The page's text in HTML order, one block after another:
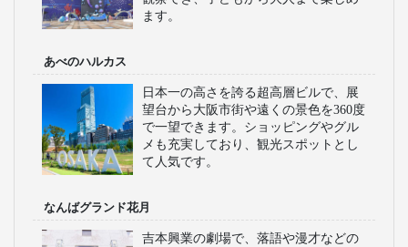
ます。
あべのハルカス
日本一の高さを誇る超高層ビルで、展
望台から大阪市街や遠くの景色を360度
で一望できます。ショッピングやグル
メも充実しており、観光スポットとし
て人気です。
なんばグランド花月
吉本興業の劇場で、落語や漫才などの